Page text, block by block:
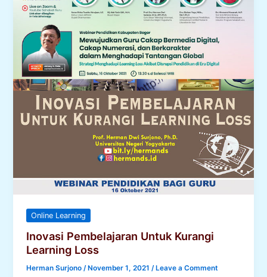
Online Learning
Inovasi Pembelajaran Untuk Kurangi
Learning Loss
Herman Surjono/November 1, 2021/Leave a Comment